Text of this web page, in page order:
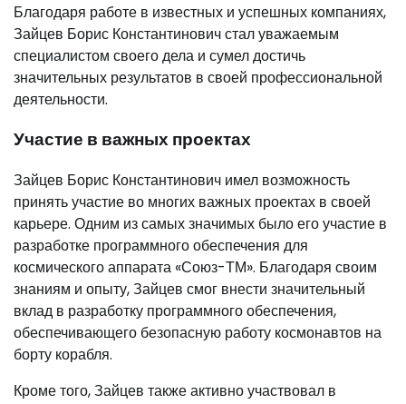
Благодаря работе в известных и успешных компаниях,
Зайцев Борис Константинович стал уважаемым
специалистом своего дела и сумел достичь
значительных результатов в своей профессиональной
деятельности.
Участие в важных проектах
Зайцев Борис Константинович имел возможность
принять участие во многих важных проектах в своей
карьере. Одним из самых значимых было его участие в
разработке программного обеспечения для
космического аппарата «Союз-ТМ». Благодаря своим
знаниям и опыту, Зайцев смог внести значительный
вклад в разработку программного обеспечения,
обеспечивающего безопасную работу космонавтов на
борту корабля.
Кроме того, Зайцев также активно участвовал в